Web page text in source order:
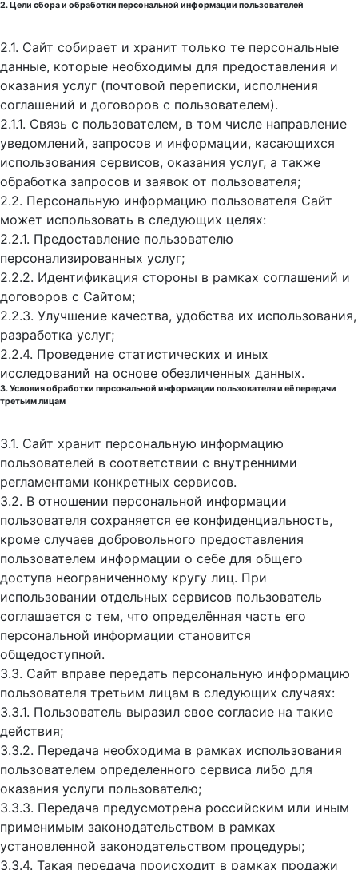
2. Цели сбора и обработки персональной информации пользователей
2.1. Сайт собирает и хранит только те персональные
данные, которые необходимы для предоставления и
оказания услуг (почтовой переписки, исполнения
соглашений и договоров с пользователем).
2.1.1. Связь с пользователем, в том числе направление
уведомлений, запросов и информации, касающихся
использования сервисов, оказания услуг, а также
обработка запросов и заявок от пользователя;
2.2. Персональную информацию пользователя Сайт
может использовать в следующих целях:
2.2.1. Предоставление пользователю
персонализированных услуг;
2.2.2. Идентификация стороны в рамках соглашений и
договоров с Сайтом;
2.2.3. Улучшение качества, удобства их использования,
разработка услуг;
2.2.4. Проведение статистических и иных
исследований на основе обезличенных данных.
3. Условия обработки персональной информации пользователя и её передачи
третьим лицам
3.1. Сайт хранит персональную информацию
пользователей в соответствии с внутренними
регламентами конкретных сервисов.
3.2. В отношении персональной информации
пользователя сохраняется ее конфиденциальность,
кроме случаев добровольного предоставления
пользователем информации о себе для общего
доступа неограниченному кругу лиц. При
использовании отдельных сервисов пользователь
соглашается с тем, что определённая часть его
персональной информации становится
общедоступной.
3.3. Сайт вправе передать персональную информацию
пользователя третьим лицам в следующих случаях:
3.3.1. Пользователь выразил свое согласие на такие
действия;
3.3.2. Передача необходима в рамках использования
пользователем определенного сервиса либо для
оказания услуги пользователю;
3.3.3. Передача предусмотрена российским или иным
применимым законодательством в рамках
установленной законодательством процедуры;
3.3.4. Такая передача происходит в рамках продажи